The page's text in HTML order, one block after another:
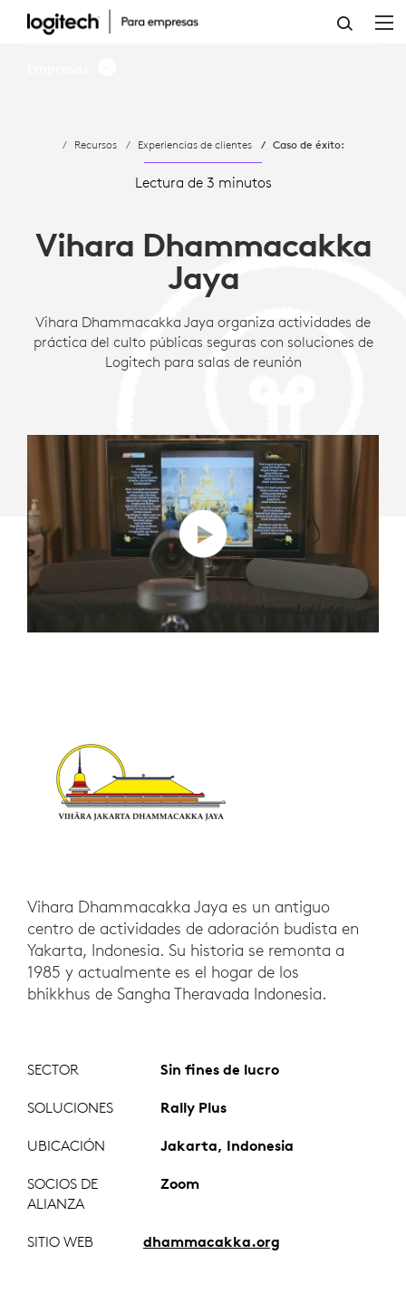
CASO
DHAMMACAKKA
ORGANIZA
ACTIVIDADES
PRÁCTICA
DEL
SEGURAS
CON
SOLUCIONES
DE
LOGITECH
Recursos Experiencias de clientes Caso de éxito:
Lectura de 3 minutos
Vihara Dhammacakka
Jaya
Vihara Dhammacakka Jaya organiza actividades de
práctica del culto públicas seguras con soluciones de
Logitech para salas de reunión
Vihara Dhammacakka Jaya es un antiguo
centro de actividades de adoración budista en
Yakarta, Indonesia. Su historia se remonta a
1985 y actualmente es el hogar de los
bhikkhus de Sangha Theravada Indonesia.
SECTOR Sin fines de lucro
SOLUCIONES Rally Plus
UBICACIÓN Jakarta, Indonesia
SOCIOS DE
ALIANZA
Zoom
SITIO WEB dhammacakka.org